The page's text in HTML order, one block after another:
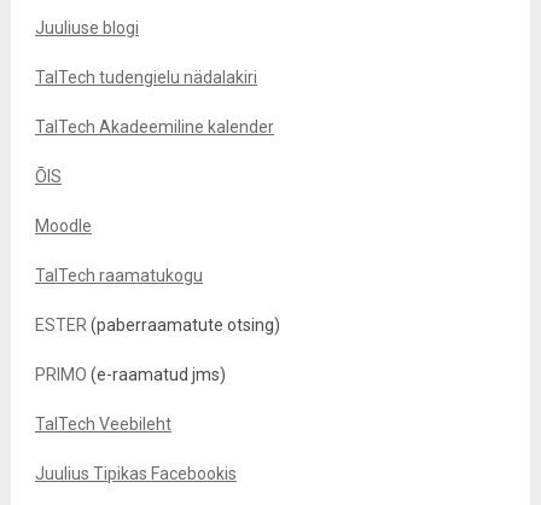
Juuliuse blogi
TalTech tudengielu nädalakiri
TalTech Akadeemiline kalender
ÕIS
Moodle
TalTech raamatukogu
ESTER (paberraamatute otsing)
PRIMO (e-raamatud jms)
TalTech Veebileht
Juulius Tipikas Facebookis